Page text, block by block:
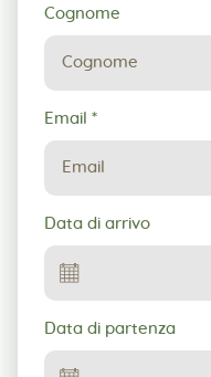
Cognome
Email *
Data di arrivo
Data di partenza